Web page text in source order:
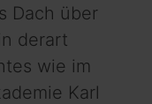
Dach über
derart
wie im
Karl